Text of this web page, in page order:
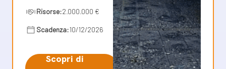
Risorse:2.000.000 €
Scadenza:10/12/2026
Scopri di